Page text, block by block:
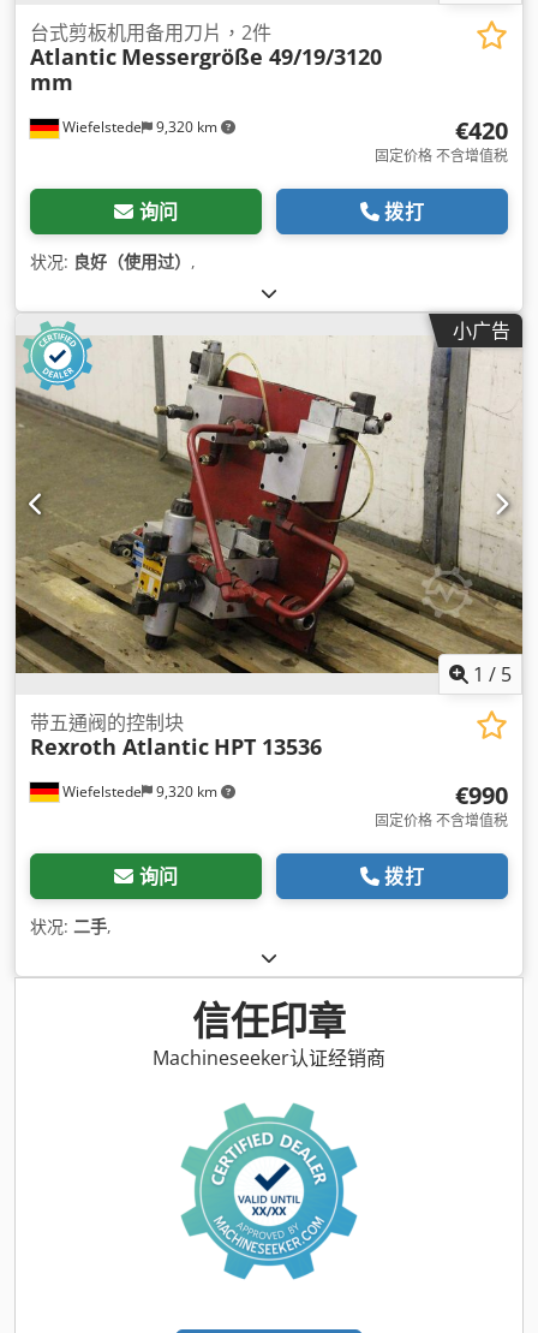
Wiefelstede 9,320 km
台式剪板机用备用刀片，2件
Atlantic Messergröße 49/19/3120
mm
€420
固定价格 不含增值税
询问 拨打
状况: 良好（使用过） ,
小广告
1 / 5
Wiefelstede 9,320 km
带五通阀的控制块
Rexroth Atlantic HPT 13536
€990
固定价格 不含增值税
询问 拨打
状况: 二手,
信任印章
Machineseeker认证经销商